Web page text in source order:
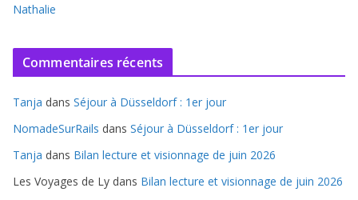
Nathalie
Commentaires récents
Tanja dans Séjour à Düsseldorf : 1er jour
NomadeSurRails dans Séjour à Düsseldorf : 1er jour
Tanja dans Bilan lecture et visionnage de juin 2026
Les Voyages de Ly dans Bilan lecture et visionnage de juin 2026